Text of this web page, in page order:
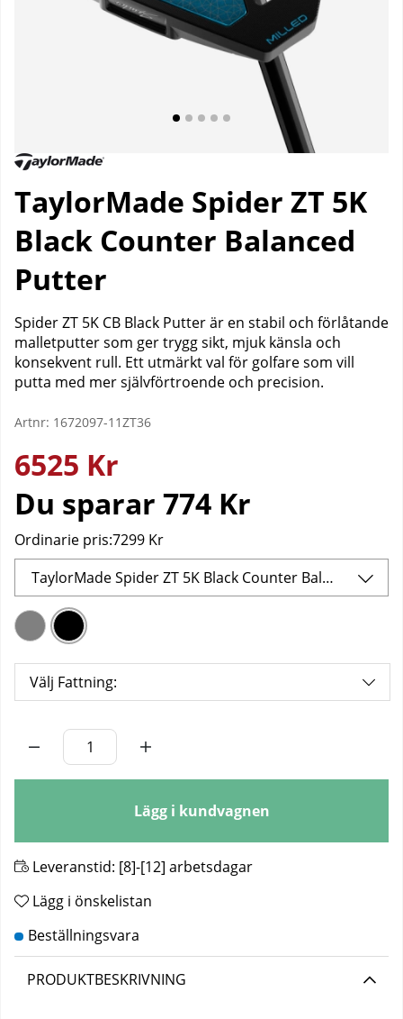
TaylorMade Spider ZT 5K
Black Counter Balanced
Putter
Spider ZT 5K CB Black Putter är en stabil och förlåtande
malletputter som ger trygg sikt, mjuk känsla och
konsekvent rull. Ett utmärkt val för golfare som vill
putta med mer självförtroende och precision.
Artnr: 1672097-11ZT36
6525 Kr
Du sparar 774 Kr
Ordinarie pris:7299 Kr
TaylorMade Spider ZT 5K Black Counter Balanced Putter
Välj Fattning:
Lägg i kundvagnen
Leveranstid: [8]-[12] arbetsdagar
Lägg i önskelistan
PRODUKTBESKRIVNING